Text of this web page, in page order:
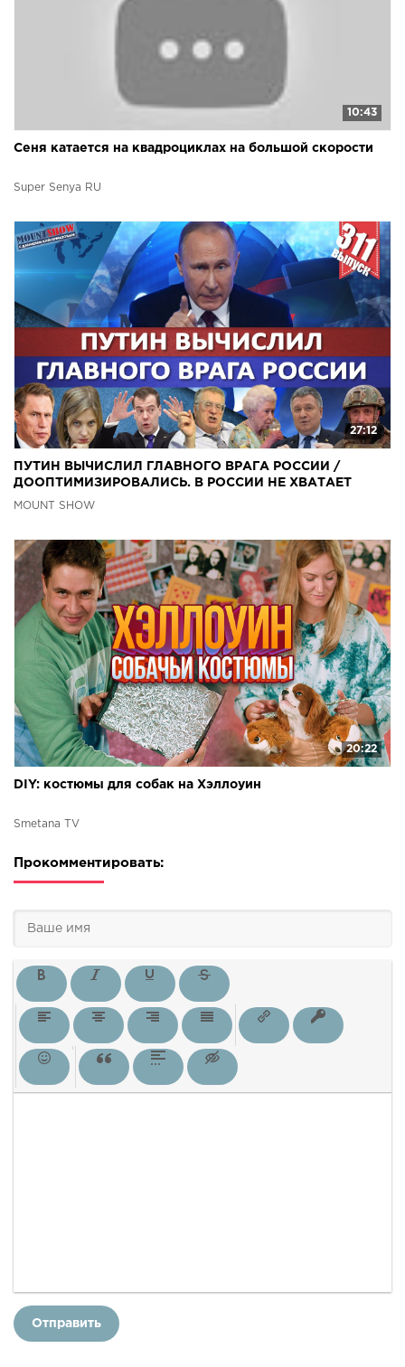
10:43
Сеня катается на квадроциклах на большой скорости
Super Senya RU
27:12
ПУТИН ВЫЧИСЛИЛ ГЛАВНОГО ВРАГА РОССИИ /
ДООПТИМИЗИРОВАЛИСЬ. В РОССИИ НЕ ХВАТАЕТ
МЕДИКОВ. MS#311
MOUNT SHOW
20:22
DIY: костюмы для собак на Хэллоуин
Smetana TV
Прокомментировать:
Отправить